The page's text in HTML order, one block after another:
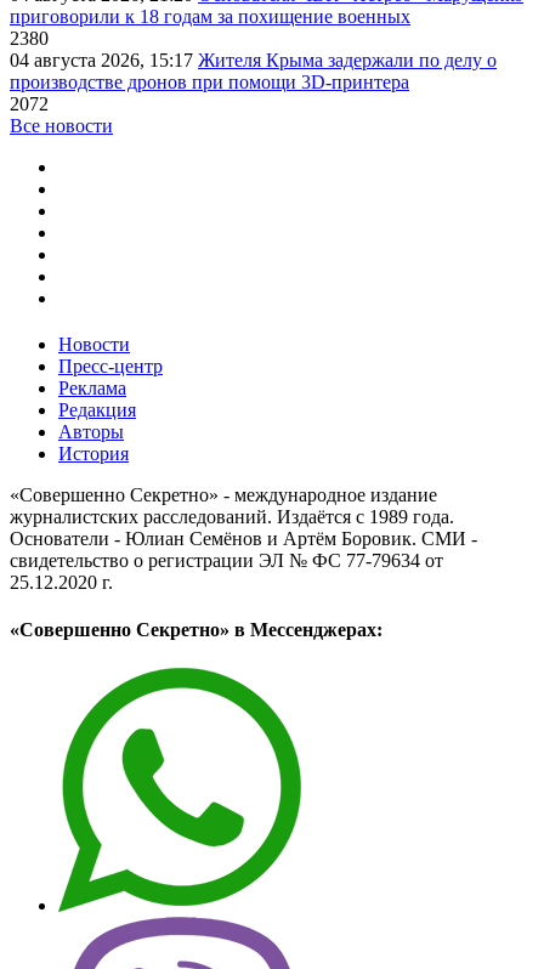
приговорили к 18 годам за похищение военных
2380
04 августа 2026, 15:17 Жителя Крыма задержали по делу о
производстве дронов при помощи 3D‑принтера
2072
Все новости
Новости
Пресс-центр
Реклама
Редакция
Авторы
История
«Совершенно Секретно» - международное издание
журналистских расследований. Издаётся с 1989 года.
Основатели - Юлиан Семёнов и Артём Боровик. CМИ -
свидетельство о регистрации ЭЛ № ФС 77-79634 от
25.12.2020 г.
«Совершенно Секретно» в Мессенджерах: